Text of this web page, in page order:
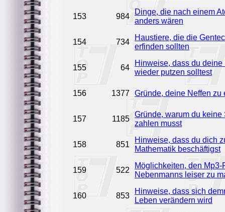
153 984
Dinge, die nach einem
anders wären
154 734
Haustiere, die die
erfinden sollten
155 64
Hinweise, dass du deine
wieder putzen solltest
156 1377 Gründe, deine Neffen zu
157 1185
Gründe, warum du keine
zahlen musst
158 851
Hinweise, dass du dich
Mathematik beschäftigst
159 522
Möglichkeiten, den Mp3-
Nebenmanns leiser zu
160 853
Hinweise, dass sich
Leben verändern wird